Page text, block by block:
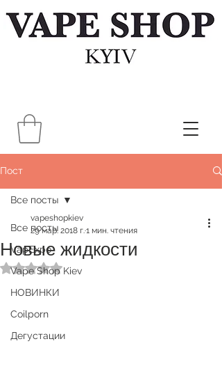
Пост
Все посты
VapExpo
Vape Shop Kiev
НОВИНКИ
Coilporn
Дегустации
Все посты
Новые жидкости
vapeshopkiev
29 мар. 2018 г. 1 мин. чтения
Оценка: не число из 5 звезд.